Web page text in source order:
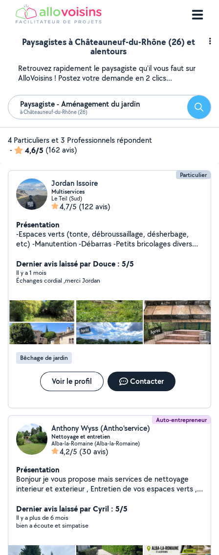
Paysagistes à Châteauneuf-du-Rhône (26) et
alentours
Retrouvez rapidement le paysagiste qu'il vous faut sur
AlloVoisins ! Postez votre demande en 2 clics...
Paysagiste - Aménagement du jardin
à Châteauneuf-du-Rhône (26)
4 Particuliers et 3 Professionnels répondent
-
4,6/5 (162 avis)
Particulier
Jordan Issoire
Multiservices
Le Teil (Sud)
4,7/5 (122 avis)
Présentation
-Espaces verts (tonte, débroussaillage, désherbage,
etc) -Manutention -Débarras -Petits bricolages divers
Dernier avis laissé par Douce : 5/5
Il y a 1 mois
Échanges cordial ,merci Jordan
Bêchage de jardin
Voir le profil Contacter
Auto-entrepreneur
Anthony Wyss (Antho'service)
Nettoyage et entretien
Alba-la-Romaine (Alba-la-Romaine)
4,2/5 (30 avis)
Présentation
Bonjour je vous propose mais services de nettoyage
interieur et exterieur , Entretien de vos espaces verts ,
portails et volets . Devis rapide et gratuits
Dernier avis laissé par Cyril : 5/5
Il y a plus de 6 mois
bien a écoute et simpatise